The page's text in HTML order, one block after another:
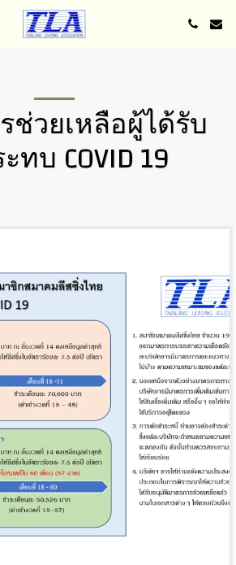
ช่วยเหลือผู้ได้รับ
ทบ COVID 19